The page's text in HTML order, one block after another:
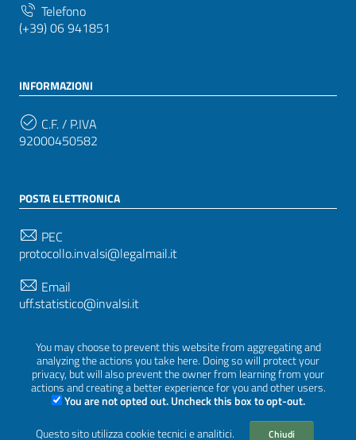
You may choose to prevent this website from aggregating and
analyzing the actions you take here. Doing so will protect your
privacy, but will also prevent the owner from learning from your
actions and creating a better experience for you and other users.
You are not opted out. Uncheck this box to opt-out.
Questo sito utilizza cookie tecnici e analitici.
Chiudi
Telefono
(+39) 06 941851
INFORMAZIONI
C.F. / P.IVA
92000450582
POSTA ELETTRONICA
PEC
protocollo.invalsi@legalmail.it
Email
uff.statistico@invalsi.it
restituzione.dati@invalsi.it
SEGUICI SU